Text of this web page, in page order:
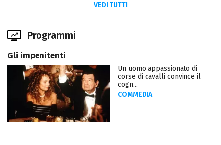
VEDI TUTTI
Programmi
Gli impenitenti
Un uomo appassionato di
corse di cavalli convince il
cogn...
COMMEDIA